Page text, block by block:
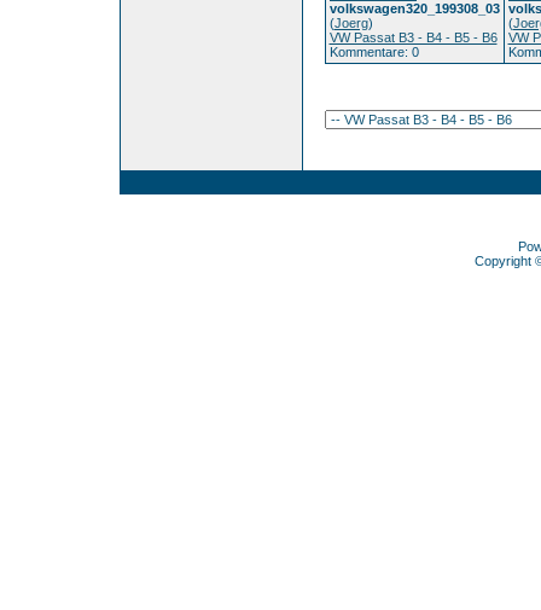
volkswagen320_199308_03
(Joerg)
VW Passat B3 - B4 - B5 - B6
Kommentare: 0
(
VW
Copyright